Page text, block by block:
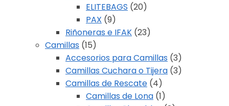
ELITEBAGS (20)
PAX (9)
Riñoneras e IFAK (23)
Camillas (15)
Accesorios para Camillas (3)
Camillas Cuchara o Tijera (3)
Camillas de Rescate (4)
Camillas de Lona (1)